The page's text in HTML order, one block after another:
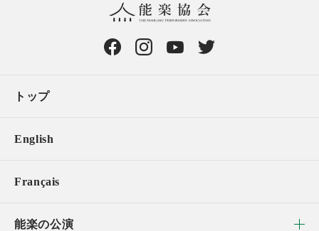
トップ
English
Français
能楽の公演